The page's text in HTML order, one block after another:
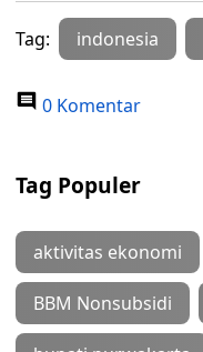
Tag: indonesia
0 Komentar
Tag Populer
aktivitas ekonomi
BBM Nonsubsidi